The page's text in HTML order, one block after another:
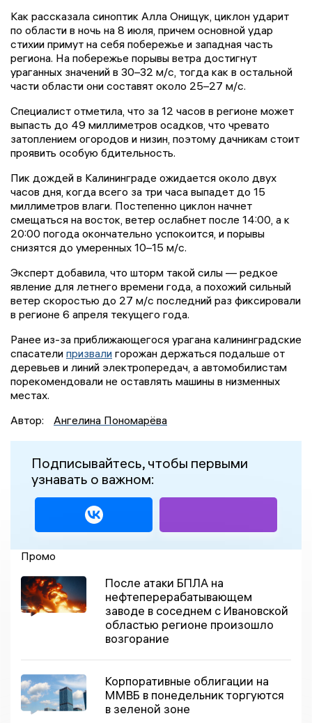
Как рассказала синоптик Алла Онищук, циклон ударит
по области в ночь на 8 июля, причем основной удар
стихии примут на себя побережье и западная часть
региона. На побережье порывы ветра достигнут
ураганных значений в 30–32 м/с, тогда как в остальной
части области они составят около 25–27 м/с.
Специалист отметила, что за 12 часов в регионе может
выпасть до 49 миллиметров осадков, что чревато
затоплением огородов и низин, поэтому дачникам стоит
проявить особую бдительность.
Пик дождей в Калининграде ожидается около двух
часов дня, когда всего за три часа выпадет до 15
миллиметров влаги. Постепенно циклон начнет
смещаться на восток, ветер ослабнет после 14:00, а к
20:00 погода окончательно успокоится, и порывы
снизятся до умеренных 10–15 м/с.
Эксперт добавила, что шторм такой силы — редкое
явление для летнего времени года, а похожий сильный
ветер скоростью до 27 м/с последний раз фиксировали
в регионе 6 апреля текущего года.
Ранее из-за приближающегося урагана калининградские
спасатели призвали горожан держаться подальше от
деревьев и линий электропередач, а автомобилистам
порекомендовали не оставлять машины в низменных
местах.
Автор:
Ангелина Пономарёва
Подписывайтесь, чтобы первыми
узнавать о важном:
Промо
После атаки БПЛА на
нефтеперерабатывающем
заводе в соседнем с Ивановской
областью регионе произошло
возгорание
Корпоративные облигации на
ММВБ в понедельник торгуются
в зеленой зоне